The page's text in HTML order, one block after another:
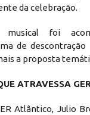
da celebração.
musical foi
de
a proposta
ATRAVESSA
Atlântico, Julio